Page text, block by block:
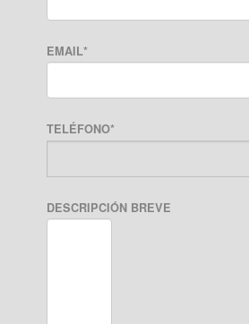
EMAIL*
TELÉFONO*
DESCRIPCIÓN BREVE